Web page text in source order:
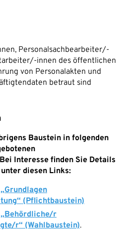
Personalsachbearbeiter/-
innen des öffentlichen
von Personalakten und
betraut sind
Baustein in folgenden
Interesse finden Sie Details
diesen Links:
(Pflichtbaustein)
r
r“ (Wahlbaustein).